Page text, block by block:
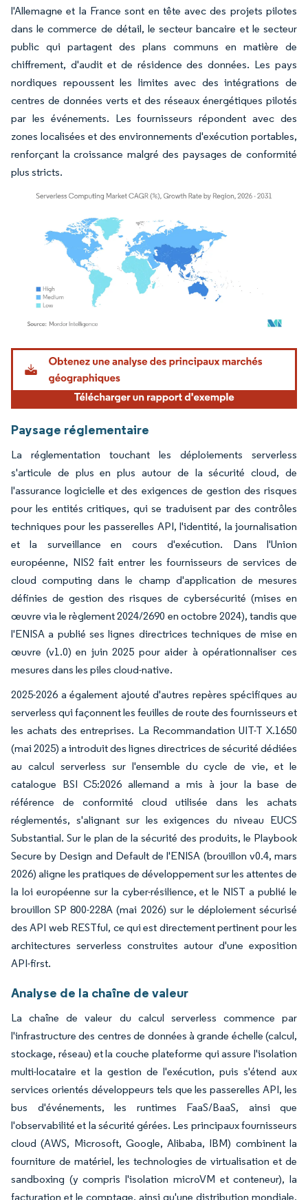
l'Allemagne et la France sont en tête avec des projets pilotes
dans le commerce de détail, le secteur bancaire et le secteur
public qui partagent des plans communs en matière de
chiffrement, d'audit et de résidence des données. Les pays
nordiques repoussent les limites avec des intégrations de
centres de données verts et des réseaux énergétiques pilotés
par les événements. Les fournisseurs répondent avec des
zones localisées et des environnements d'exécution portables,
renforçant la croissance malgré des paysages de conformité
plus stricts.
Image © Mordor Intelligence. La réutilisation nécessite une attribution sous CC BY
Paysage réglementaire
La réglementation touchant les déploiements serverless
s'articule de plus en plus autour de la sécurité cloud, de
l'assurance logicielle et des exigences de gestion des risques
pour les entités critiques, qui se traduisent par des contrôles
techniques pour les passerelles API, l'identité, la journalisation
et la surveillance en cours d'exécution. Dans l'Union
européenne, NIS2 fait entrer les fournisseurs de services de
cloud computing dans le champ d'application de mesures
définies de gestion des risques de cybersécurité (mises en
œuvre via le règlement 2024/2690 en octobre 2024), tandis que
l'ENISA a publié ses lignes directrices techniques de mise en
œuvre (v1.0) en juin 2025 pour aider à opérationnaliser ces
mesures dans les piles cloud-native.
2025-2026 a également ajouté d'autres repères spécifiques au
serverless qui façonnent les feuilles de route des fournisseurs et
les achats des entreprises. La Recommandation UIT-T X.1650
(mai 2025) a introduit des lignes directrices de sécurité dédiées
au calcul serverless sur l'ensemble du cycle de vie, et le
catalogue BSI C5:2026 allemand a mis à jour la base de
référence de conformité cloud utilisée dans les achats
réglementés, s'alignant sur les exigences du niveau EUCS
Substantial. Sur le plan de la sécurité des produits, le Playbook
Secure by Design and Default de l'ENISA (brouillon v0.4, mars
2026) aligne les pratiques de développement sur les attentes de
la loi européenne sur la cyber-résilience, et le NIST a publié le
brouillon SP 800-228A (mai 2026) sur le déploiement sécurisé
des API web RESTful, ce qui est directement pertinent pour les
architectures serverless construites autour d'une exposition
API-first.
Analyse de la chaîne de valeur
La chaîne de valeur du calcul serverless commence par
l'infrastructure des centres de données à grande échelle (calcul,
stockage, réseau) et la couche plateforme qui assure l'isolation
multi-locataire et la gestion de l'exécution, puis s'étend aux
services orientés développeurs tels que les passerelles API, les
bus d'événements, les runtimes FaaS/BaaS, ainsi que
l'observabilité et la sécurité gérées. Les principaux fournisseurs
cloud (AWS, Microsoft, Google, Alibaba, IBM) combinent la
fourniture de matériel, les technologies de virtualisation et de
sandboxing (y compris l'isolation microVM et conteneur), la
facturation et le comptage, ainsi qu'une distribution mondiale,